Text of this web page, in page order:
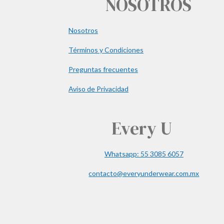
Nosotros
Términos y Condiciones
Preguntas frecuentes
Aviso de Privacidad
Every U
Whatsapp: 55 3085 6057
contacto@everyunderwear.com.mx